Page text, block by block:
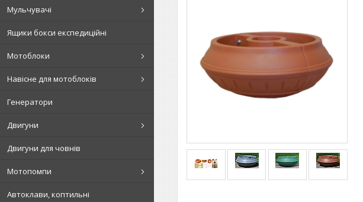
Мульчувачі
Ящики бокси експедиційні
Мотоблоки
Навісне для мотоблоків
Генератори
Двигуни
Двигуни для човнів
Мотопомпи
Автоклави, коптильні